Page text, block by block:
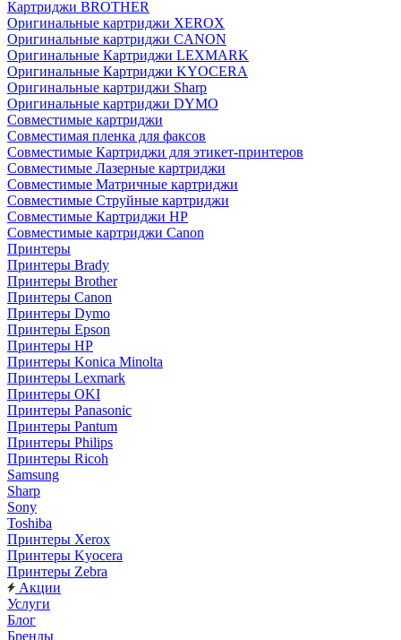
Картриджи BROTHER
Оригинальные картриджи XEROX
Оригинальные картриджи CANON
Оригинальные Картриджи LEXMARK
Оригинальные Картриджи KYOCERA
Оригинальные картриджи Sharp
Оригинальные картриджи DYMO
Совместимые картриджи
Совместимая пленка для факсов
Совместимые Картриджи для этикет-принтеров
Совместимые Лазерные картриджи
Совместимые Матричные картриджи
Совместимые Струйные картриджи
Совместимые Картриджи HP
Совместимые картриджи Canon
Принтеры
Принтеры Brady
Принтеры Brother
Принтеры Canon
Принтеры Dymo
Принтеры Epson
Принтеры HP
Принтеры Konica Minolta
Принтеры Lexmark
Принтеры OKI
Принтеры Panasonic
Принтеры Pantum
Принтеры Philips
Принтеры Ricoh
Samsung
Sharp
Sony
Toshiba
Принтеры Xerox
Принтеры Kyocera
Принтеры Zebra
Акции
Услуги
Блог
Бренды